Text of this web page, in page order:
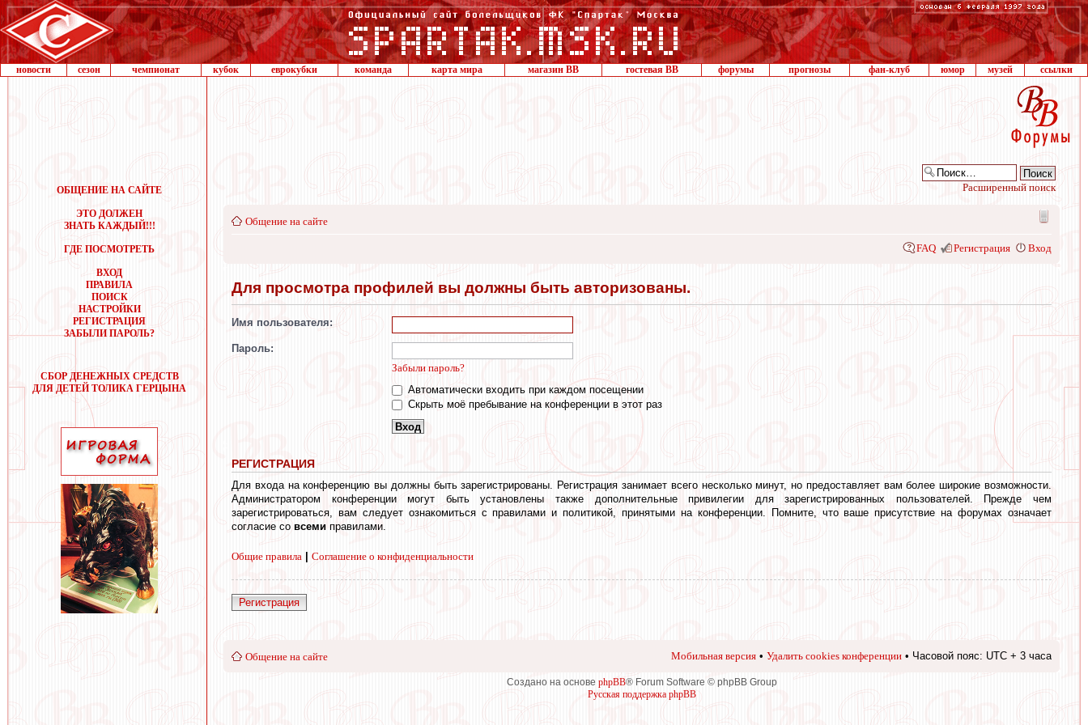
новости сезон чемпионат кубок еврокубки команда карта мира магазин ВВ гостевая ВВ форумы прогнозы фан-клуб юмор музей ссылки
ОБЩЕНИЕ НА САЙТЕ
ЭТО ДОЛЖЕН
ЗНАТЬ КАЖДЫЙ!!!
ГДЕ ПОСМОТРЕТЬ
ВХОД
ПРАВИЛА
ПОИСК
НАСТРОЙКИ
РЕГИСТРАЦИЯ
ЗАБЫЛИ ПАРОЛЬ?
СБОР ДЕНЕЖНЫХ СРЕДСТВ
ДЛЯ ДЕТЕЙ ТОЛИКА ГЕРЦЫНА
Расширенный поиск
Общение на сайте
FAQ Регистрация Вход
Для просмотра профилей вы должны быть авторизованы.
Имя пользователя:
Пароль:
Забыли пароль?
Автоматически входить при каждом посещении
Скрыть моё пребывание на конференции в этот раз
РЕГИСТРАЦИЯ
Для входа на конференцию вы должны быть зарегистрированы. Регистрация занимает всего несколько минут, но предоставляет вам более широкие возможности.
Администратором конференции могут быть установлены также дополнительные привилегии для зарегистрированных пользователей. Прежде чем
зарегистрироваться, вам следует ознакомиться с правилами и политикой, принятыми на конференции. Помните, что ваше присутствие на форумах означает
согласие со всеми правилами.
Общие правила Соглашение о конфиденциальности
Регистрация
Общение на сайте Мобильная версия • Удалить cookies конференции • Часовой пояс: UTC + 3 часа
Создано на основе phpBB® Forum Software © phpBB Group
Русская поддержка phpBB